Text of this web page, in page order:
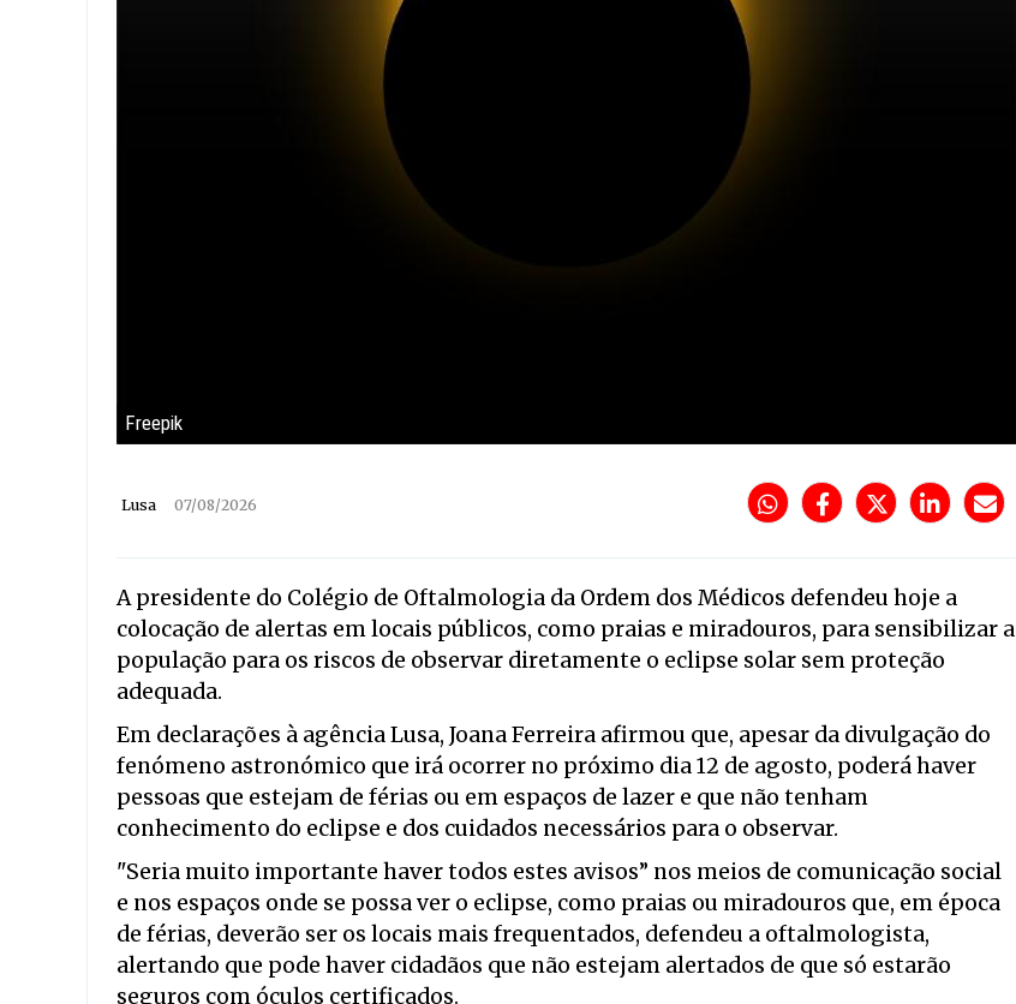
Freepik
Lusa 07/08/2026
A presidente do Colégio de Oftalmologia da Ordem dos Médicos defendeu hoje a
colocação de alertas em locais públicos, como praias e miradouros, para sensibilizar a
população para os riscos de observar diretamente o eclipse solar sem proteção
adequada.
Em declarações à agência Lusa, Joana Ferreira afirmou que, apesar da divulgação do
fenómeno astronómico que irá ocorrer no próximo dia 12 de agosto, poderá haver
pessoas que estejam de férias ou em espaços de lazer e que não tenham
conhecimento do eclipse e dos cuidados necessários para o observar.
"Seria muito importante haver todos estes avisos” nos meios de comunicação social
e nos espaços onde se possa ver o eclipse, como praias ou miradouros que, em época
de férias, deverão ser os locais mais frequentados, defendeu a oftalmologista,
alertando que pode haver cidadãos que não estejam alertados de que só estarão
seguros com óculos certificados.